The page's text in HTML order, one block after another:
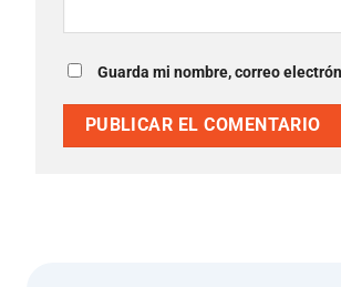
Guarda mi nombre, correo